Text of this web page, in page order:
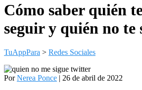
Cómo saber quién
seguir y quién no te
TuAppPara > Redes Sociales
PorNerea Ponce | 26 de abril de 2022